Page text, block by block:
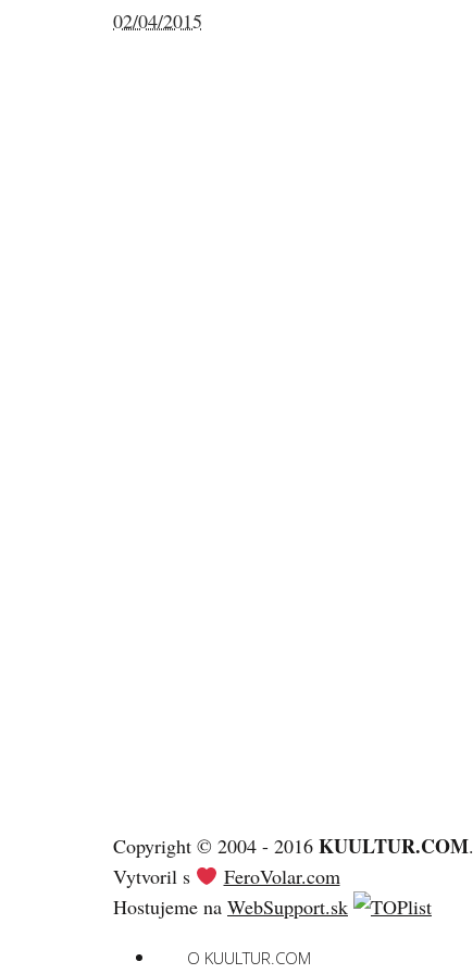
02/04/2015
Copyright © 2004 - 2016 KUULTUR.COM.
Vytvoril s
FeroVolar.com
Hostujeme na WebSupport.sk
O KUULTUR.COM